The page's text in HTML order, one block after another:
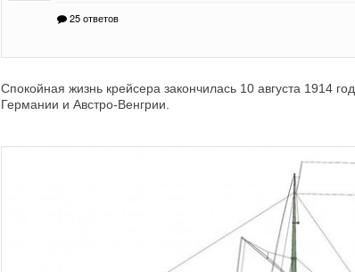
Спокойная жизнь крейсера закончилась 10 августа 1914
Германии и Австро-Венгрии.